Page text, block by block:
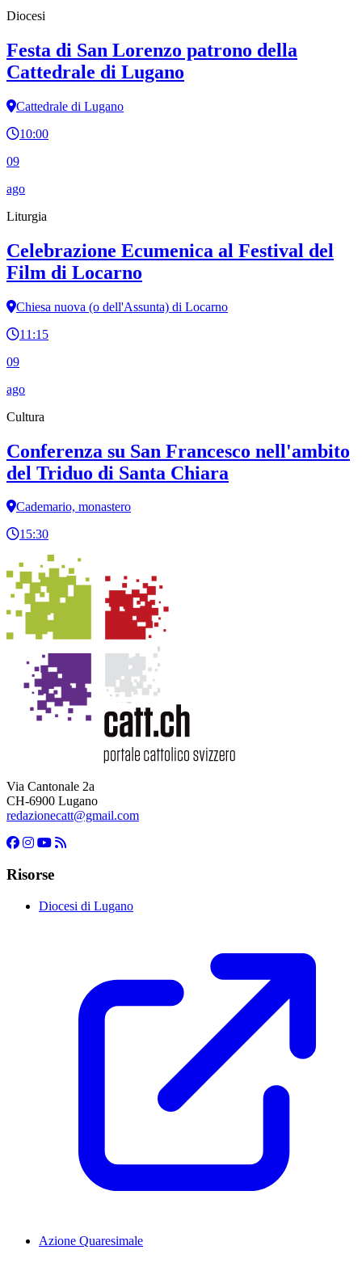
Diocesi
Festa di San Lorenzo patrono della
Cattedrale di Lugano
Cattedrale di Lugano
10:00
09
ago
Liturgia
Celebrazione Ecumenica al Festival del
Film di Locarno
Chiesa nuova (o dell'Assunta) di Locarno
11:15
09
ago
Cultura
Conferenza su San Francesco nell'ambito
del Triduo di Santa Chiara
Cademario, monastero
15:30
Via Cantonale 2a
CH-6900 Lugano
redazionecatt@gmail.com
Risorse
Diocesi di Lugano
Azione Quaresimale